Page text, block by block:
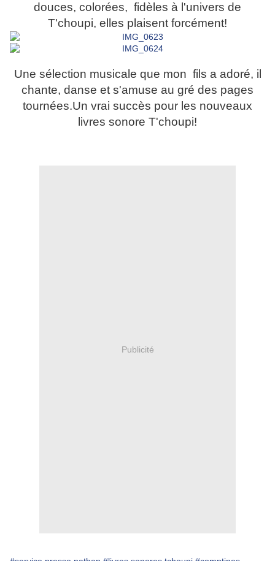
douces, colorées, fidèles à l'univers de
T'choupi, elles plaisent forcément!
Une sélection musicale que mon fils a adoré, il
chante, danse et s'amuse au gré des pages
tournées.Un vrai succès pour les nouveaux
livres sonore T'choupi!
Publicité